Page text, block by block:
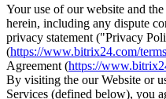
Your use of our website and
herein, including any dispute
privacy statement ("Privacy
(https://www.bitrix24.com/
Agreement (https://
By visiting the our Website or
Services (defined below), you